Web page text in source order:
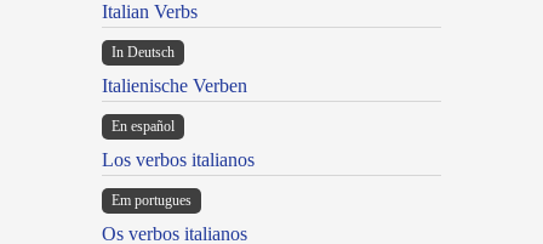
Italian Verbs
In Deutsch
Italienische Verben
En español
Los verbos italianos
Em portugues
Os verbos italianos